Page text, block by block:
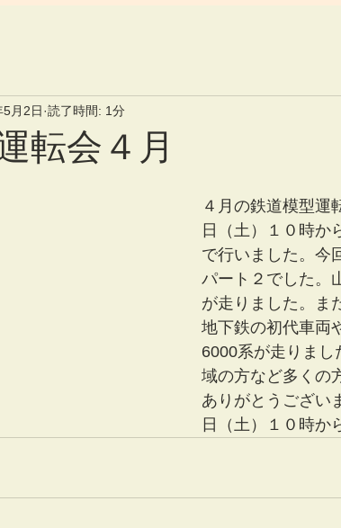
転会４月
月2日 読了時間: 1分
４月の鉄道模型運
日（土）１０時か
で行いました。今
パート２でした。
が走りました。ま
地下鉄の初代車両
6000系が走りま
域の方など多くの
ありがとうござい
日（土）１０時か